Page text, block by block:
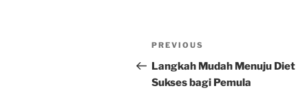
Post
navigation
Previous
Post
PREVIOUS
Langkah Mudah Menuju Diet
Sukses bagi Pemula